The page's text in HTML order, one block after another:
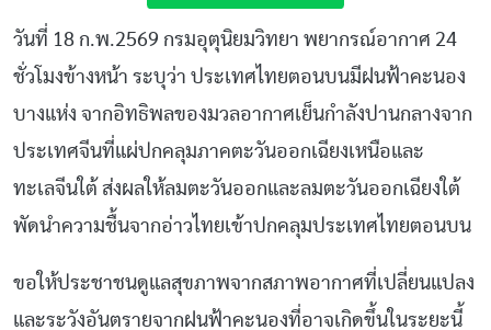
วันที่ 18 ก.พ.2569 กรมอุตุนิยมวิทยา พยากรณ์อากาศ 24
ชั่วโมงข้างหน้า ระบุว่า ประเทศไทยตอนบนมีฝนฟ้าคะนอง
บางแห่ง จากอิทธิพลของมวลอากาศเย็นกำลังปานกลางจาก
ประเทศจีนที่แผ่ปกคลุมภาคตะวันออกเฉียงเหนือและ
ทะเลจีนใต้ ส่งผลให้ลมตะวันออกและลมตะวันออกเฉียงใต้
พัดนำความชื้นจากอ่าวไทยเข้าปกคลุมประเทศไทยตอนบน
ขอให้ประชาชนดูแลสุขภาพจากสภาพอากาศที่เปลี่ยนแปลง
และระวังอันตรายจากฝนฟ้าคะนองที่อาจเกิดขึ้นในระยะนี้